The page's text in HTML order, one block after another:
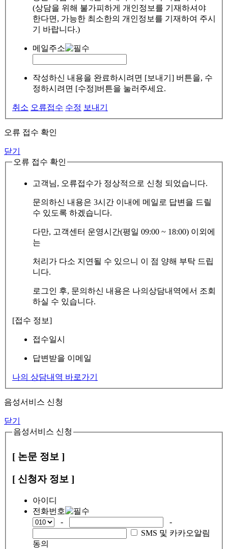
(상담을 위해 불가피하게 개인정보를 기재하셔야
한다면, 가능한 최소한의 개인정보를 기재하여 주시
기 바랍니다.)
메일주소
작성하신 내용을 완료하시려면 [보내기] 버튼을, 수
정하시려면 [수정]버튼을 눌러주세요.
취소 오류접수 수정 보내기
오류 접수 확인
닫기
오류 접수 확인
고객님, 오류접수가 정상적으로 신청 되었습니다.
문의하신 내용은 3시간 이내에 메일로 답변을 드릴
수 있도록 하겠습니다.
다만, 고객센터 운영시간(평일 09:00 ~ 18:00) 이외에
는
처리가 다소 지연될 수 있으니 이 점 양해 부탁 드립
니다.
로그인 후, 문의하신 내용은 나의상담내역에서 조회
하실 수 있습니다.
[접수 정보]
접수일시
답변받을 이메일
나의 상담내역 바로가기
음성서비스 신청
닫기
음성서비스 신청
[ 논문 정보 ]
[ 신청자 정보 ]
아이디
전화번호
-
-
SMS 및 카카오알림
동의